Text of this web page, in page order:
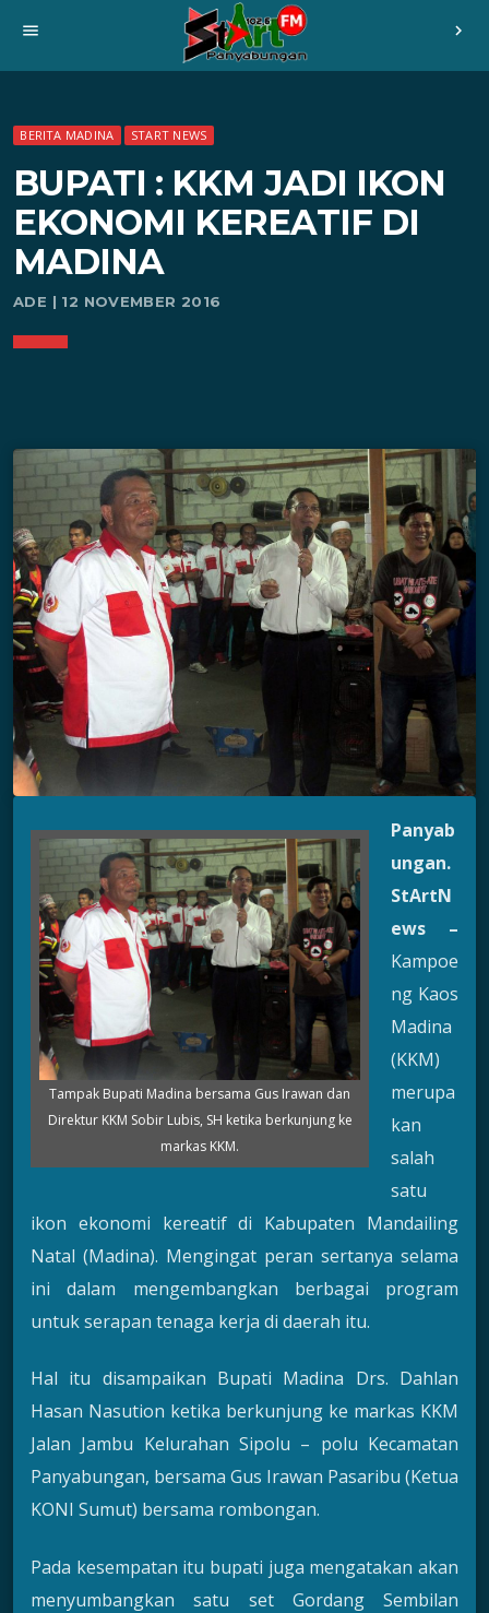
menu chevron_right
BERITA MADINA START NEWS
BUPATI : KKM JADI IKON
EKONOMI KEREATIF DI
MADINA
ADE | 12 NOVEMBER 2016
Tampak Bupati Madina bersama Gus Irawan dan
Direktur KKM Sobir Lubis, SH ketika berkunjung ke
markas KKM.
Panyab
ungan.
StArtN
ews –
Kampoe
ng Kaos
Madina
(KKM)
merupa
kan
salah
satu
ikon ekonomi kereatif di Kabupaten Mandailing
Natal (Madina). Mengingat peran sertanya selama
ini dalam mengembangkan berbagai program
untuk serapan tenaga kerja di daerah itu.
Hal itu disampaikan Bupati Madina Drs. Dahlan
Hasan Nasution ketika berkunjung ke markas KKM
Jalan Jambu Kelurahan Sipolu – polu Kecamatan
Panyabungan, bersama Gus Irawan Pasaribu (Ketua
KONI Sumut) bersama rombongan.
Pada kesempatan itu bupati juga mengatakan akan
menyumbangkan satu set Gordang Sembilan